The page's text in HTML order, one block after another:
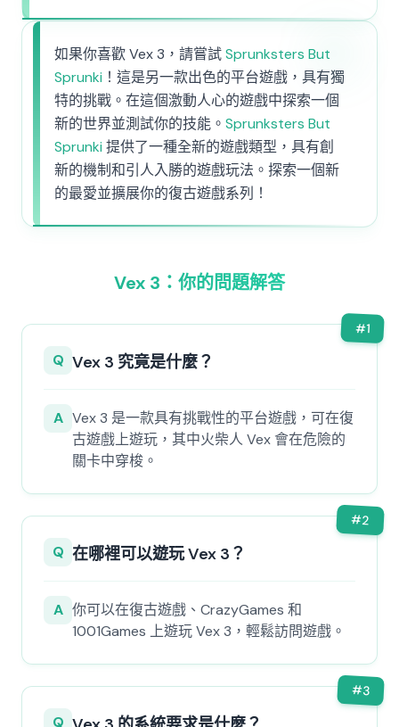
如果你喜歡 Vex 3，請嘗試Sprunksters But
Sprunki ！這是另一款出色的平台遊戲，具有獨
特的挑戰。在這個激動人心的遊戲中探索一個
新的世界並測試你的技能。 Sprunksters But
Sprunki 提供了一種全新的遊戲類型，具有創
新的機制和引人入勝的遊戲玩法。探索一個新
的最愛並擴展你的復古遊戲系列！
Vex 3：你的問題解答
#1
Q Vex 3 究竟是什麼？
A Vex 3 是一款具有挑戰性的平台遊戲，可在復
古遊戲上遊玩，其中火柴人 Vex 會在危險的
關卡中穿梭。
#2
Q 在哪裡可以遊玩 Vex 3？
A 你可以在復古遊戲、CrazyGames 和
1001Games 上遊玩 Vex 3，輕鬆訪問遊戲。
#3
Q